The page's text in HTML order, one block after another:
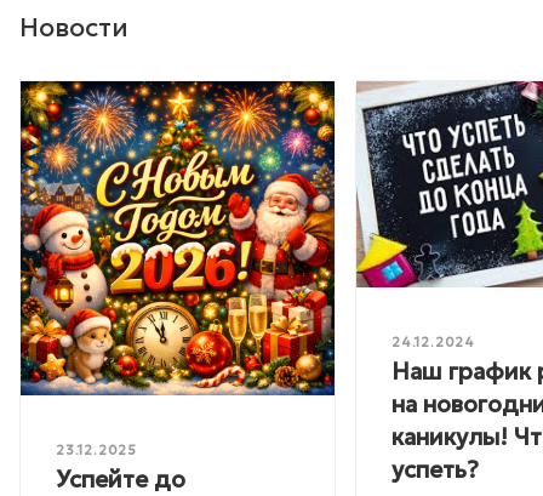
Новости
23.12.2025
Успейте до
24.12.2024
Наш график
на
каникулы!
успеть?